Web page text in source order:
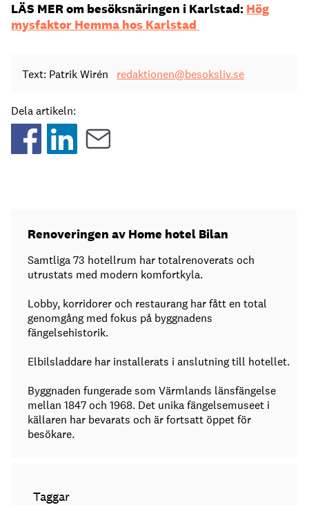
LÄS MER om besöksnäringen i Karlstad: Hög
mysfaktor Hemma hos Karlstad
Text: Patrik Wirén redaktionen@besoksliv.se
Dela artikeln:
Renoveringen av Home hotel Bilan
Samtliga 73 hotellrum har totalrenoverats och
utrustats med modern komfortkyla.
Lobby, korridorer och restaurang har fått en total
genomgång med fokus på byggnadens
fängelsehistorik.
Elbilsladdare har installerats i anslutning till hotellet.
Byggnaden fungerade som Värmlands länsfängelse
mellan 1847 och 1968. Det unika fängelsemuseet i
källaren har bevarats och är fortsatt öppet för
besökare.
Taggar